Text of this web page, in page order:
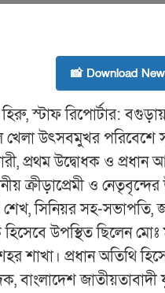
📸 Download
হিরু, স্টাফ রিপোর্টার:
উৎসবমুখর পরিবেশে
প্রথম উদ্বোধক ও
ক্রীড়াপ্রেমী ও
সিনিয়র সহ-সভাপতি,
হিসেবে উপস্থিত ছিলেন
শাখা। প্রধান অতিথি
বাংলাদেশ